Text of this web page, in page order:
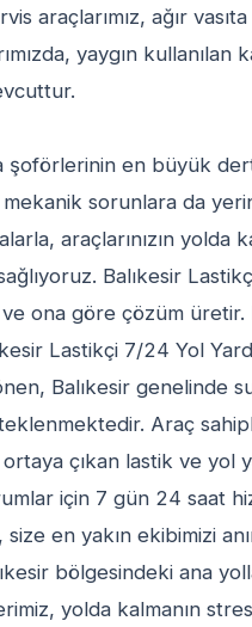
araçlarımız, ağır
yaygın
şoförlerinin en büyük
mekanik sorunlara da
araçlarınızın yolda
Balıkesir
ve ona göre çözüm
Lastikçi 7/24 Yol
Balıkesir genelinde
Araç
çıkan lastik ve yol
için 7 gün 24 saat
en yakın ekibimizi
bölgesindeki ana
yolda kalmanın